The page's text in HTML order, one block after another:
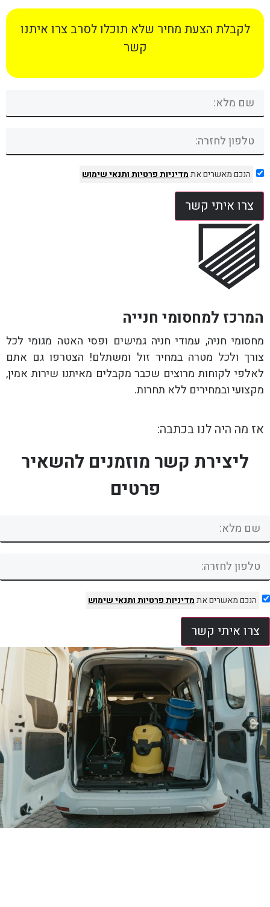
לקבלת הצעת מחיר שלא תוכלו לסרב צרו איתנו
קשר
הנכם מאשרים אתמדיניות פרטיותותנאי שימוש
צרו איתי קשר
המרכז למחסומי חנייה
מחסומי חניה, עמודי חניה גמישים ופסי האטה מגומי לכל
צורך ולכל מטרה במחיר זול ומשתלם! הצטרפו גם אתם
לאלפי לקוחות מרוצים שכבר מקבלים מאיתנו שירות אמין,
מקצועי ובמחירים ללא תחרות.
אז מה היה לנו בכתבה:
ליצירת קשר מוזמנים להשאיר
פרטים
הנכם מאשרים אתמדיניות פרטיותותנאי שימוש
צרו איתי קשר